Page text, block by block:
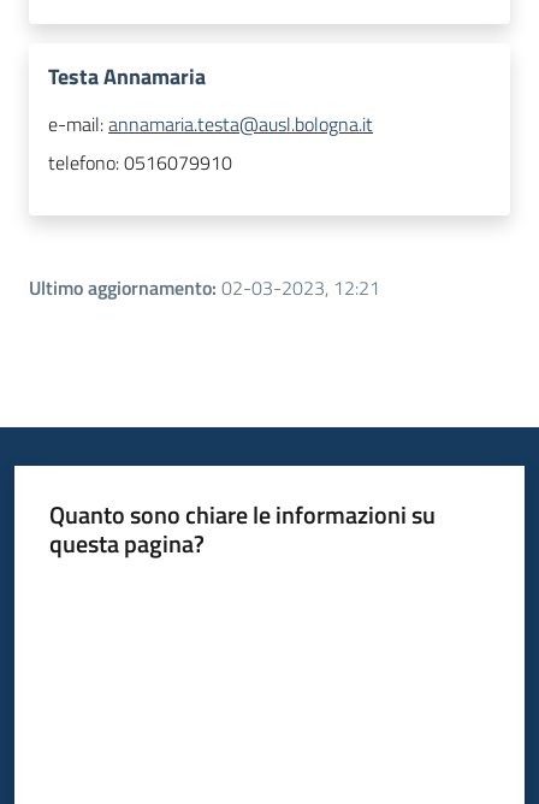
Testa Annamaria
e-mail:annamaria.testa@ausl.bologna.it
telefono:0516079910
Ultimo aggiornamento: 02-03-2023, 12:21
Quanto sono chiare le informazioni su
questa pagina?